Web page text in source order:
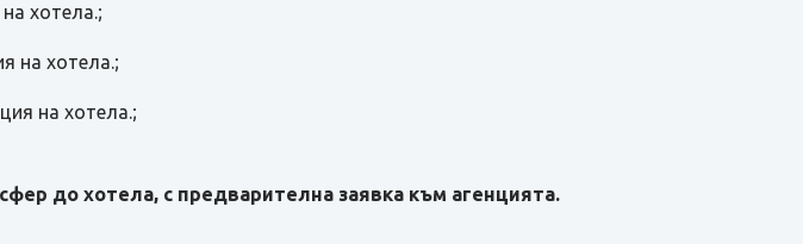
хотела.;
на хотела.;
на хотела.;
до хотела, с предварителна заявка към агенцията.